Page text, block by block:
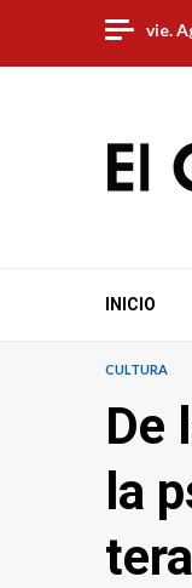
content
vie.
INICIO
CULTURA
De
la